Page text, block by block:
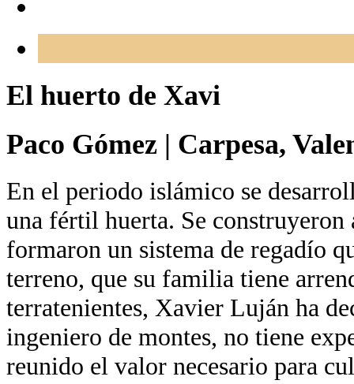
El huerto de Xavi
Paco Gómez | Carpesa,
En el periodo islámico se
una fértil huerta. Se construyeron
formaron un sistema de regadío
terreno, que su familia tiene
terratenientes, Xavier Luján ha
ingeniero de montes, no tiene
reunido el valor necesario para